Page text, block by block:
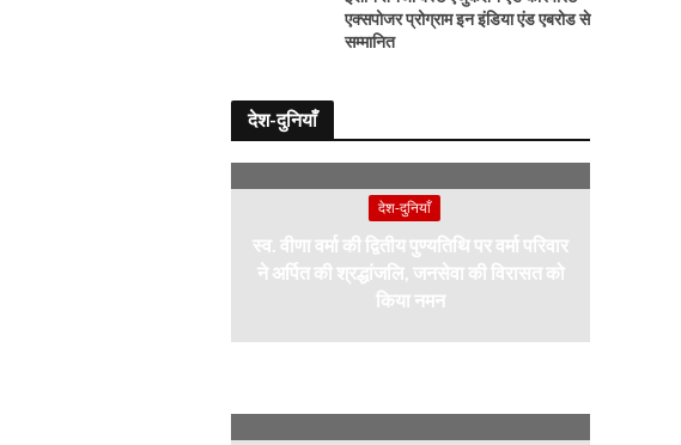
एक्सपोजर प्रोग्राम इन इंडिया एंड एबरोड से
सम्मानित
देश-दुनियाँ
देश-दुनियाँ
स्व. वीणा वर्मा की द्वितीय पुण्यतिथि पर वर्मा परिवार
ने अर्पित की श्रद्धांजलि, जनसेवा की विरासत को
किया नमन